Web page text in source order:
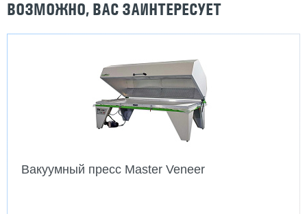
ВОЗМОЖНО, ВАС ЗАИНТЕРЕСУЕТ
Вакуумный пресс Master Veneer